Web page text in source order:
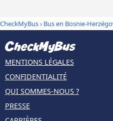
CheckMyBus› Bus en Bosnie-
MENTIONS LÉGALES
CONFIDENTIALITÉ
QUI SOMMES-NOUS ?
PRESSE